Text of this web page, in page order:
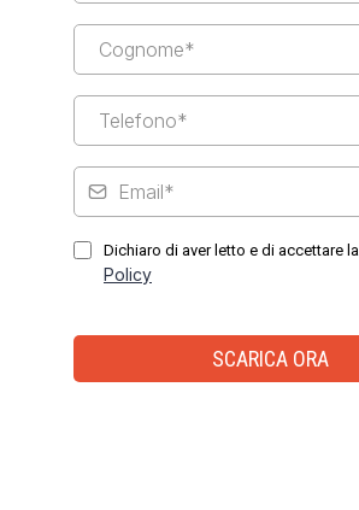
Dichiaro di aver letto e di accettare la
Policy
SCARICA ORA